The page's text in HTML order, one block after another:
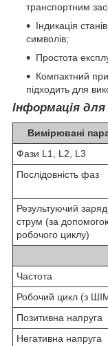
транспортним
Індикація
символів;
Простота
Компактний
підходить для
Інформація
Вимірювані
Фази L1, L2, L3
Послідовність фаз
Результуючий
струм (за
робочого циклу)
Частота
Робочий цикл (з
Позитивна напруга
Негативна напруга